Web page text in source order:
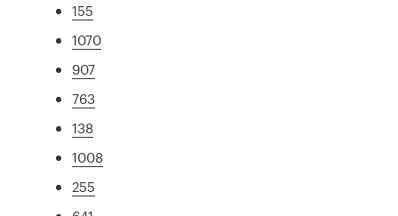
155
1070
907
763
138
1008
255